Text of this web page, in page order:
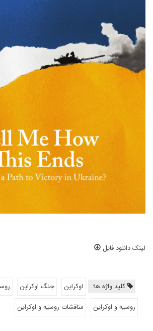
لینک دانلود فایل
کلید واژه ها: اوکراین جنگ اوکراین
روسیه و اوکراین
مناقشات روسیه و اوکراین